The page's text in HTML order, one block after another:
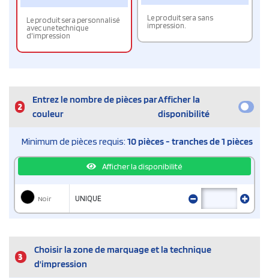
Le produit sera personnalisé
avec une technique
d'impression
Le produit sera sans
impression.
2
Entrez le nombre de pièces par
couleur
Afficher la
disponibilité
Minimum de pièces requis: 10 pièces - tranches de 1 pièces
Afficher la disponibilité
Noir UNIQUE
3
Choisir la zone de marquage et la technique
d'impression